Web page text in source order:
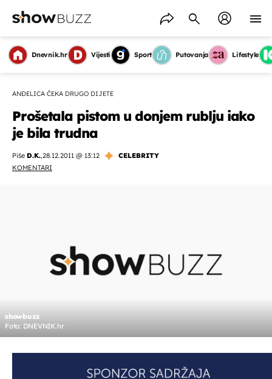
Dnevnik.hr Vijesti Sport Putovanja Lifestyle
ANĐELICA ČEKA DRUGO DIJETE
Prošetala pistom u donjem rublju iako
je bila trudna
Piše D.K.,28.12.2011 @ 13:12
CELEBRITY
KOMENTARI
showbuzz
Foto: DNEVNIK.hr